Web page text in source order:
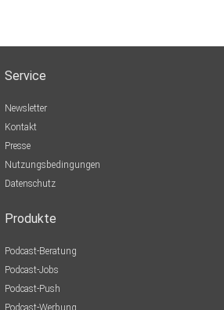
Service
Newsletter
Kontakt
Presse
Nutzungsbedingungen
Datenschutz
Produkte
Podcast-Beratung
Podcast-Jobs
Podcast-Push
Podcast-Werbung